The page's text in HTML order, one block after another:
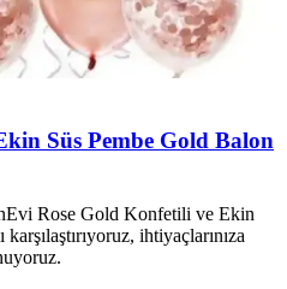
Süs Pembe Gold Balon
Rose Gold Konfetili ve Ekin
ihtiyaçlarınıza